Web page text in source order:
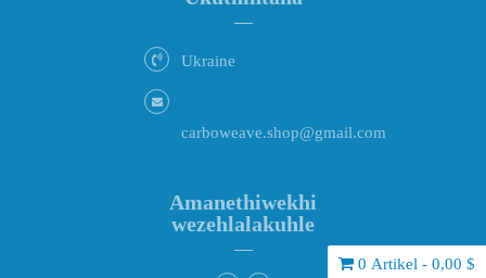
0 Artikel - 0,00 $
Ukraine
carboweave.shop@gmail.com
Amanethiwekhi
wezehlalakuhle